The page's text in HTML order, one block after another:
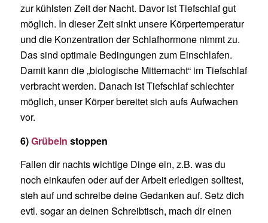
zur kühlsten Zeit der Nacht. Davor ist Tiefschlaf gut
möglich. In dieser Zeit sinkt unsere Körpertemperatur
und die Konzentration der Schlafhormone nimmt zu.
Das sind optimale Bedingungen zum Einschlafen.
Damit kann die „biologische Mitternacht“ im Tiefschlaf
verbracht werden. Danach ist Tiefschlaf schlechter
möglich, unser Körper bereitet sich aufs Aufwachen
vor.
6)Grübeln stoppen
Fallen dir nachts wichtige Dinge ein, z.B. was du
noch einkaufen oder auf der Arbeit erledigen solltest,
steh auf und schreibe deine Gedanken auf. Setz dich
evtl. sogar an deinen Schreibtisch, mach dir einen